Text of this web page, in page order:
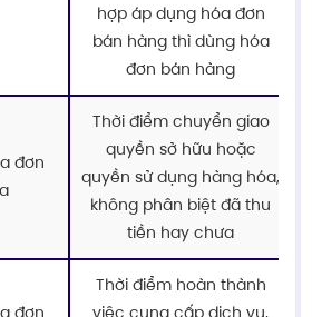
hợp áp dụng hóa đơn
bán hàng thì dùng hóa
đơn bán hàng
đơn
Thời điểm chuyển giao
quyền sở hữu hoặc
quyền sử dụng hàng hóa,
không phân biệt đã thu
tiền hay chưa
đơn
Thời điểm hoàn thành
việc cung cấp dịch vụ,